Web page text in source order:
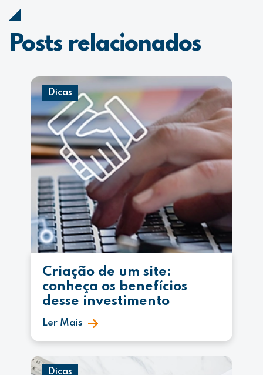
Posts relacionados
Dicas
Criação de um site:
conheça os benefícios
desse investimento
Ler Mais
Dicas